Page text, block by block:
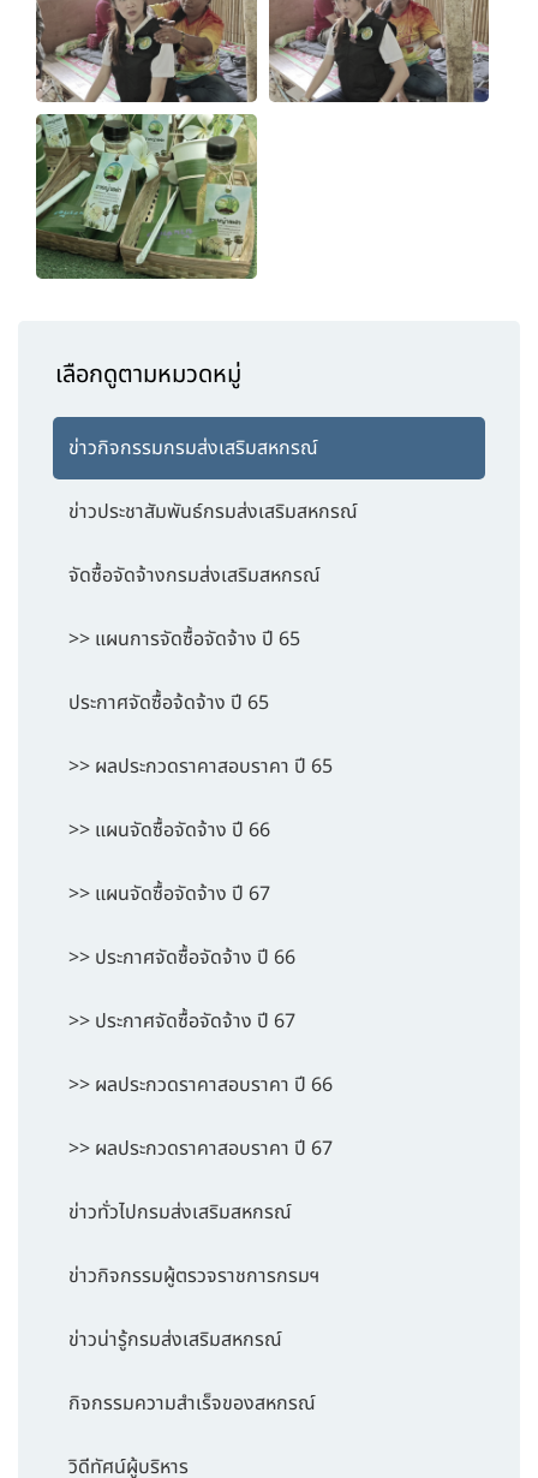
เลือกดูตามหมวดหมู่
ข่าวกิจกรรมกรมส่งเสริมสหกรณ์
ข่าวประชาสัมพันธ์กรมส่งเสริมสหกรณ์
จัดซื้อจัดจ้างกรมส่งเสริมสหกรณ์
>> แผนการจัดซื้อจัดจ้าง ปี 65
ประกาศจัดซื้อจ้ดจ้าง ปี 65
>> ผลประกวดราคาสอบราคา ปี 65
>> แผนจัดซื้อจัดจ้าง ปี 66
>> แผนจัดซื้อจัดจ้าง ปี 67
>> ประกาศจัดซื้อจัดจ้าง ปี 66
>> ประกาศจัดซื้อจัดจ้าง ปี 67
>> ผลประกวดราคาสอบราคา ปี 66
>> ผลประกวดราคาสอบราคา ปี 67
ข่าวทั่วไปกรมส่งเสริมสหกรณ์
ข่าวกิจกรรมผู้ตรวจราชการกรมฯ
ข่าวน่ารู้กรมส่งเสริมสหกรณ์
กิจกรรมความสำเร็จของสหกรณ์
วิดีทัศน์ผู้บริหาร